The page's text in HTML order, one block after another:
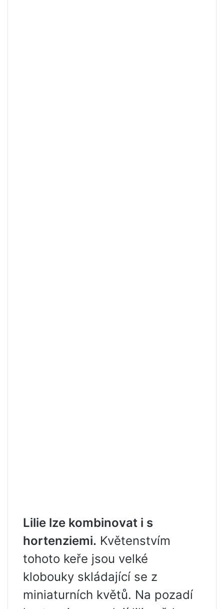
Lilie lze kombinovat i s
hortenziemi. Květenstvím
tohoto keře jsou velké
klobouky skládající se z
miniaturních květů. Na pozadí